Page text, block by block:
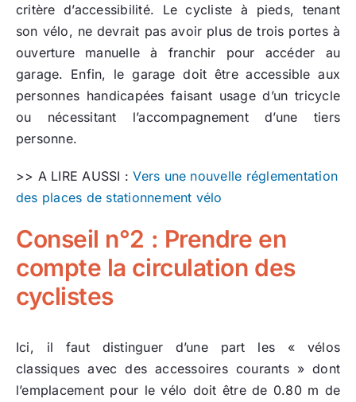
critère d’accessibilité. Le cycliste à pieds, tenant
son vélo, ne devrait pas avoir plus de trois portes à
ouverture manuelle à franchir pour accéder au
garage. Enfin, le garage doit être accessible aux
personnes handicapées faisant usage d’un tricycle
ou nécessitant l’accompagnement d’une tiers
personne.
>> A LIRE AUSSI :Vers une nouvelle réglementation
des places de stationnement vélo
Conseil n°2 : Prendre en
compte la circulation des
cyclistes
Ici, il faut distinguer d’une part les « vélos
classiques avec des accessoires courants » dont
l’emplacement pour le vélo doit être de 0.80 m de